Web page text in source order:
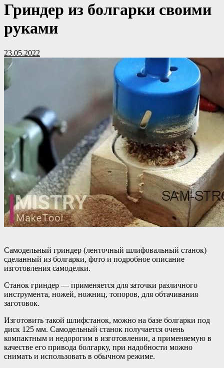
Гриндер из болгарки своими
руками
23.05.2022
Самодельный гриндер (ленточный шлифовальный станок)
сделанный из болгарки, фото и подробное описание
изготовления самоделки.
Станок гриндер — применяется для заточки различного
инструмента, ножей, ножниц, топоров, для обтачивания
заготовок.
Изготовить такой шлифстанок, можно на базе болгарки под
диск 125 мм. Самодельный станок получается очень
компактным и недорогим в изготовлении, а применяемую в
качестве его привода болгарку, при надобности можно
снимать и использовать в обычном режиме.